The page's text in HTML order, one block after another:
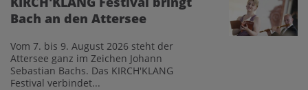
Bach an den Attersee
Vom 7. bis 9. August 2026 steht der
Attersee ganz im Zeichen Johann
Sebastian Bachs. Das KIRCH'KLANG
Festival verbindet...